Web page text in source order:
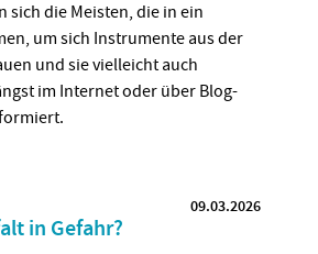
sich die Meisten, die in ein
um sich Instrumente aus der
und sie vielleicht auch
im Internet oder über Blog-
09.03.2026
in Gefahr?